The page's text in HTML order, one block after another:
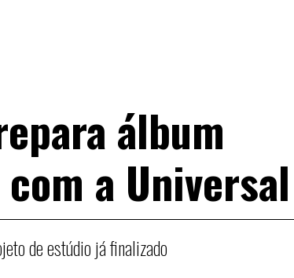
álbum
a Universal
de estúdio já finalizado